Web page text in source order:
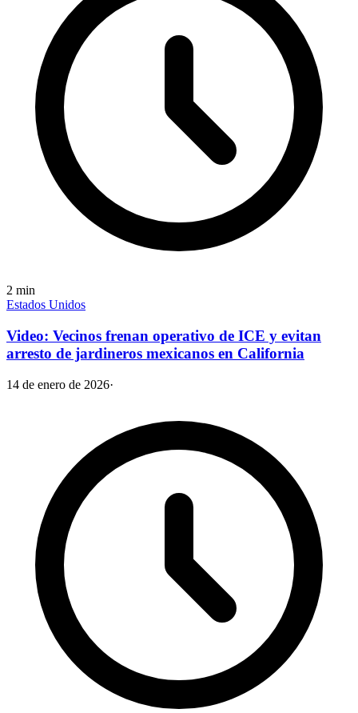
2 min
Estados Unidos
Video: Vecinos frenan operativo de ICE y evitan
arresto de jardineros mexicanos en California
14 de enero de 2026·